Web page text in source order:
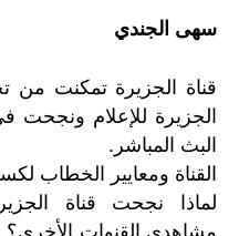
سهى الجندي
قناة الجزيرة تمكنت من
الجزيرة للإعلام
البث المباشر.
القناة ومعايير الخطاب
لماذا نجحت قناة
مشاهدي القنوات